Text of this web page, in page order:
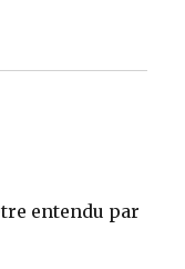
entendu par